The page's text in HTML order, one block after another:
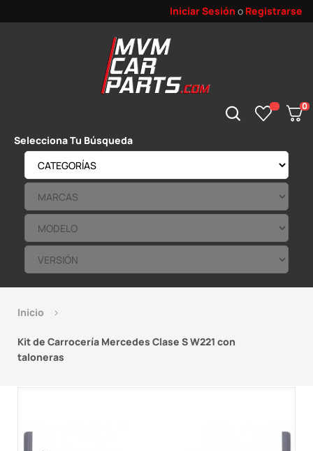
Iniciar Sesión o Registrarse
0
Selecciona Tu Búsqueda
Inicio
Kit de Carrocería Mercedes Clase S W221 con
taloneras